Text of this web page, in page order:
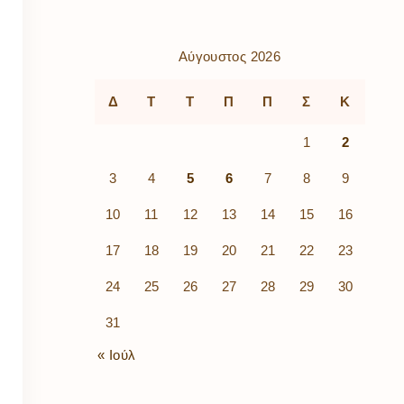
Αύγουστος 2026
Δ Τ Τ Π Π Σ Κ
1 2
3 4 5 6 7 8 9
10 11 12 13 14 15 16
17 18 19 20 21 22 23
24 25 26 27 28 29 30
31
« Ιούλ